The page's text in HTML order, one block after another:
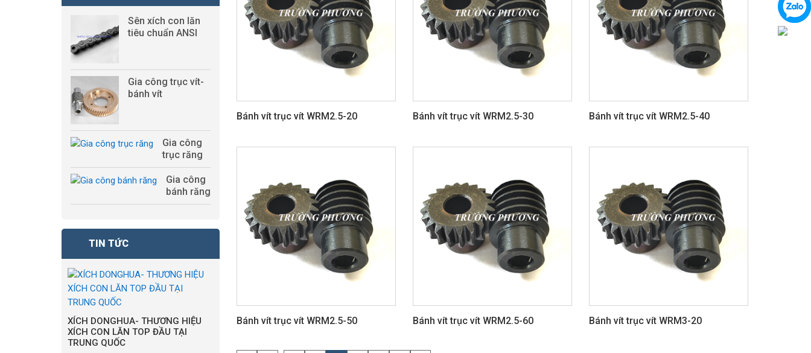
Bánh vít trục vít WRM2.5-20 Bánh vít trục vít WRM2.5-30 Bánh vít trục vít WRM2.5-40
Bánh vít trục vít WRM2.5-50 Bánh vít trục vít WRM2.5-60 Bánh vít trục vít WRM3-20
Sên xích con lăn
tiêu chuẩn ANSI
Gia công trục vít-
bánh vít
Gia công
trục răng
Gia công
bánh răng
TIN TỨC
XÍCH DONGHUA- THƯƠNG HIỆU
XÍCH CON LĂN TOP ĐẦU TẠI
TRUNG QUỐC